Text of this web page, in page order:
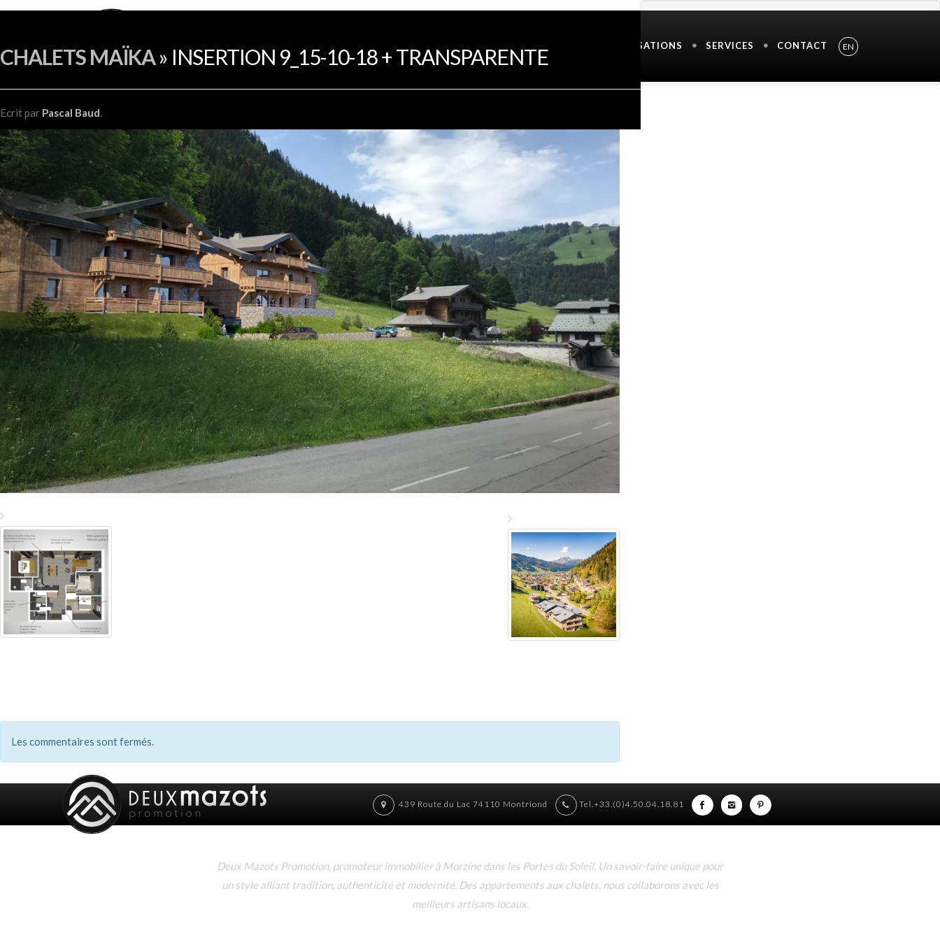
RÉALISATIONS SERVICES CONTACT EN
CHALETS MAÏKA» INSERTION 9_15-10-18 + TRANSPARENTE
Ecritpar Pascal Baud.
Les commentaires sont fermés.
INFORMATION DE L'IMAGE
439 Route du Lac 74110 Montriond Tel.+33.(0)4.50.04.18.81
Deux Mazots Promotion, promoteur immobilier à Morzine dans les Portes du Soleil. Un savoir-faire unique pour
un style alliant tradition, authenticité et modernité. Des appartements aux chalets, nous collaborons avec les
meilleurs artisans locaux.